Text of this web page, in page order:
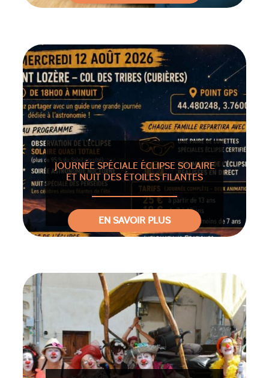
JOURNÉE SPÉCIALE ÉCLIPSE SOLAIRE
ET NUIT DES ÉTOILES FILANTES
EN SAVOIR PLUS